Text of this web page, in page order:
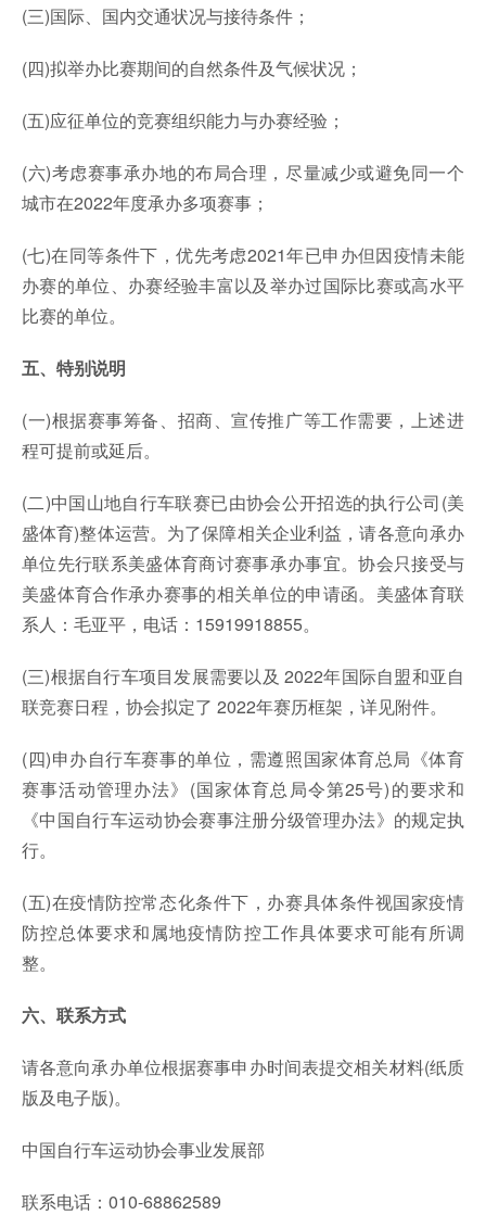
(三)国际、国内交通状况与接待条件；
(四)拟举办比赛期间的自然条件及气候状况；
(五)应征单位的竞赛组织能力与办赛经验；
(六)考虑赛事承办地的布局合理，尽量减少或避免同一个
城市在2022年度承办多项赛事；
(七)在同等条件下，优先考虑2021年已申办但因疫情未能
办赛的单位、办赛经验丰富以及举办过国际比赛或高水平
比赛的单位。
五、特别说明
(一)根据赛事筹备、招商、宣传推广等工作需要，上述进
程可提前或延后。
(二)中国山地自行车联赛已由协会公开招选的执行公司(美
盛体育)整体运营。为了保障相关企业利益，请各意向承办
单位先行联系美盛体育商讨赛事承办事宜。协会只接受与
美盛体育合作承办赛事的相关单位的申请函。美盛体育联
系人：毛亚平，电话：15919918855。
(三)根据自行车项目发展需要以及 2022年国际自盟和亚自
联竞赛日程，协会拟定了 2022年赛历框架，详见附件。
(四)申办自行车赛事的单位，需遵照国家体育总局《体育
赛事活动管理办法》(国家体育总局令第25号)的要求和
《中国自行车运动协会赛事注册分级管理办法》的规定执
行。
(五)在疫情防控常态化条件下，办赛具体条件视国家疫情
防控总体要求和属地疫情防控工作具体要求可能有所调
整。
六、联系方式
请各意向承办单位根据赛事申办时间表提交相关材料(纸质
版及电子版)。
中国自行车运动协会事业发展部
联系电话：010-68862589